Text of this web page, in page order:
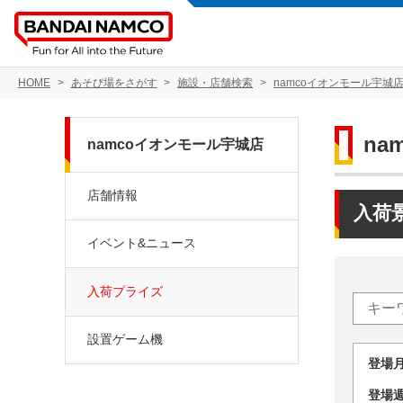
HOME あそび場をさがす 施設・店舗検索 namcoイオンモール宇城店
入荷
登
登
namcoイオンモール宇城店
店舗情報
イベント&ニュース
入荷プライズ
設置ゲーム機